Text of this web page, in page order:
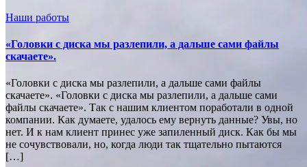
Наши работы
«Головки с диска мы разлепили, а дальше сами файлы
скачаете».
«Головки с диска мы разлепили, а дальше сами файлы
скачаете». «Головки с диска мы разлепили, а дальше сами
файлы скачаете». Так с нашим клиентом поработали в одной
компании. Как думаете, удалось ему вернуть данные? Увы, но
нет. И к нам клиент принес уже запиленный диск. Как бы мы
не сочувствовали, но, когда люди так тщательно пытаются
[…]